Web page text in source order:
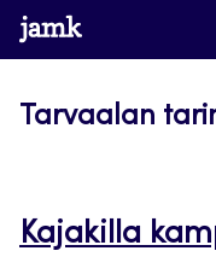
Siirry
suoraan
www.jamk.fi
Tarvaalan
Kajakilla